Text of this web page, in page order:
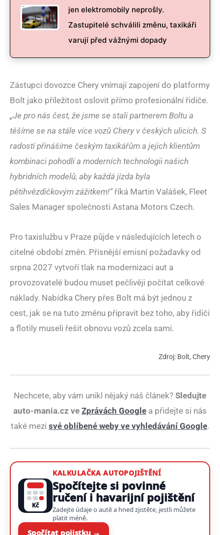
jen elektromobily neprošly.
Zastupitelé schválili změnu, taxikáři
varují před vážnými dopady
Zástupci dovozce Chery vnímají zapojení do platformy
Bolt jako příležitost oslovit přímo profesionální řidiče.
„Je pro nás čest, že jsme se stali partnerem Boltu a
těšíme se na stále více vozů Chery v českých ulicích. S
radostí přinášíme českým taxikářům a jejich klientům
kombinaci pohodlí a moderních technologii našich
hybridních modelů, aby každá jízda byla
pětihvězdičkovým zážitkem!“říká Martin Valášek, Fleet
Sales Manager společnosti Astana Motors Czech.
Pro taxislužbu v Praze půjde v následujících letech o
citelné období změn. Přísnější emisní požadavky od
srpna 2027 vytvoří tlak na modernizaci aut a
provozovatelé budou muset pečlivěji počítat celkové
náklady. Nabídka Chery přes Bolt má být jednou z
cest, jak se na tuto změnu připravit bez toho, aby řidiči
a flotily museli řešit obnovu vozů zcela sami.
Zdroj: Bolt, Chery
Nechcete, aby vám unikl nějaký náš článek? Sledujte
auto-mania.cz ve Zprávách Google a přidejte si nás
také mezi své oblíbené weby ve vyhledávání Google.
Kč
KALKULAČKA AUTOPOJIŠTĚNÍ
Spočítejte si povinné
ručení i havarijní pojištění
Zadejte údaje o autě a hned zjistěte, jestli můžete
platit méně.
Spočítat pojistku →